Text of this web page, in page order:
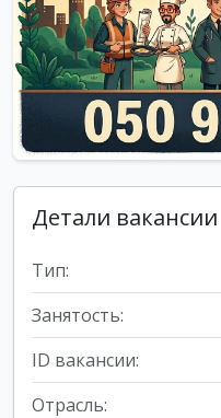
Детали вакансии
Тип:
Занятость:
ID вакансии:
Отрасль: